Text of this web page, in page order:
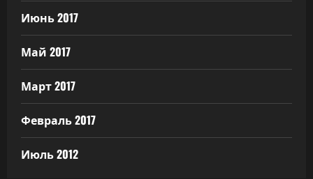
Июнь 2017
Май 2017
Март 2017
Февраль 2017
Июль 2012